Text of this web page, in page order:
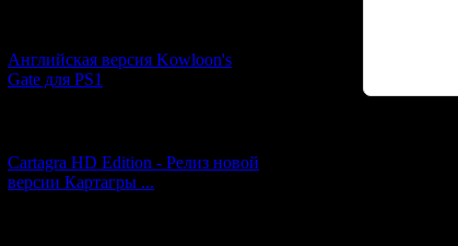
Английская версия Kowloon's
Gate для PS1
Cartagra HD Edition - Релиз новой
версии Картагры ...